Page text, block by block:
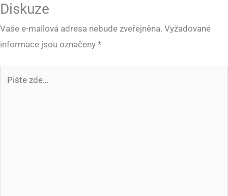
Diskuze
Vaše e-mailová adresa nebude zveřejněna. Vyžadované
informace jsou označeny *